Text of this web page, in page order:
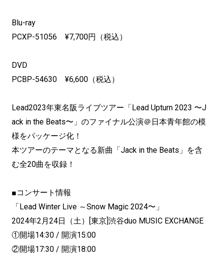
Blu-ray
PCXP-51056 ¥7,700円（税込）
DVD
PCBP-54630 ¥6,600（税込）
Lead2023年東名阪ライブツアー「Lead Upturn 2023 〜J
ack in the Beats〜」のファイナル公演＠日本青年館の模
様をパッケージ化！
本ツアーのテーマとなる新曲「Jack in the Beats」を含
む全20曲を収録！
■コンサート情報
「Lead Winter Live ～Snow Magic 2024〜」
2024年2月24日（土）[東京]渋谷duo MUSIC EXCHANGE
①開場14:30 / 開演15:00
②開場17:30 / 開演18:00